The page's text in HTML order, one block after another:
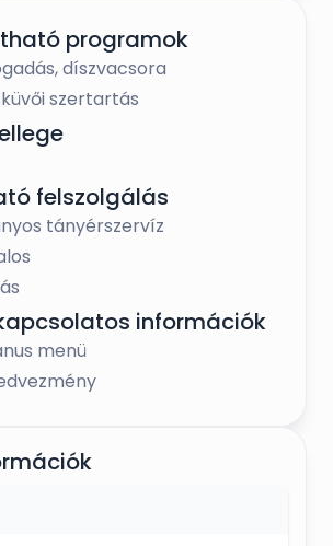
programok
díszvacsora
szertartás
felszolgálás
tányérszervíz
információk
menü